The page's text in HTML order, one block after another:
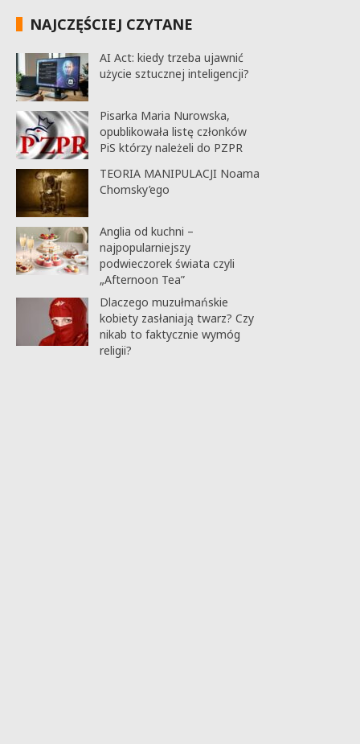
NAJCZĘŚCIEJ CZYTANE
AI Act: kiedy trzeba ujawnić
użycie sztucznej inteligencji?
Pisarka Maria Nurowska,
opublikowała listę członków
PiS którzy należeli do PZPR
TEORIA MANIPULACJI Noama
Chomsky’ego
Anglia od kuchni –
najpopularniejszy
podwieczorek świata czyli
„Afternoon Tea”
Dlaczego muzułmańskie
kobiety zasłaniają twarz? Czy
nikab to faktycznie wymóg
religii?